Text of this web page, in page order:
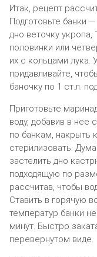
Итак, рецепт
Подготовьте банки
дно веточку укропа,
половинки или
их с кольцами лука.
придавливайте,
баночку по 1 ст.л.
Приготовьте
воду, добавив в нее
по банкам, накрыть
стерилизовать.
застелить дно
подходящую по
рассчитав, чтобы
Ставить в горячую
температур банки
минут. Быстро
перевернутом виде.